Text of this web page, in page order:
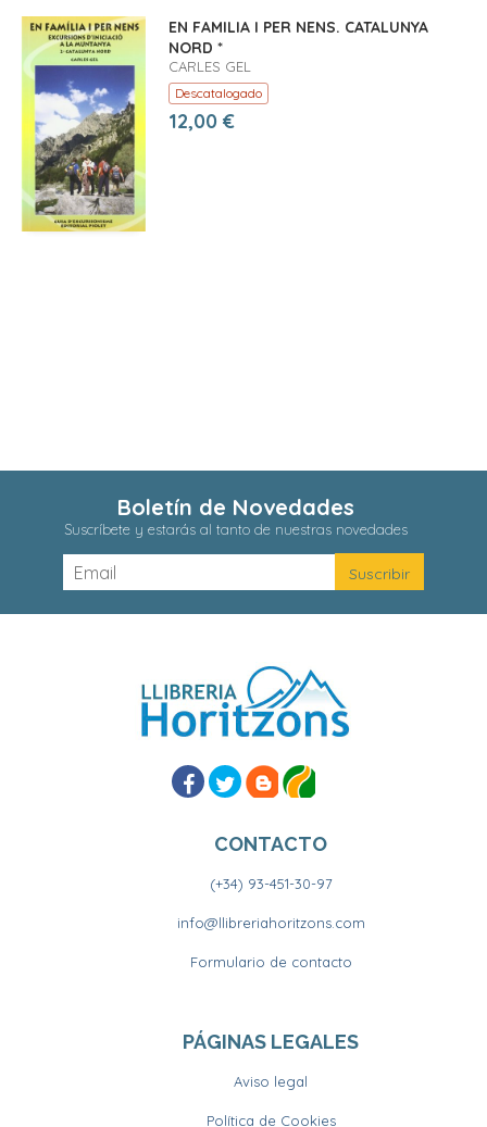
EN FAMILIA I PER NENS. CATALUNYA
NORD *
CARLES GEL
Descatalogado
12,00 €
Boletín de Novedades
Suscríbete y estarás al tanto de nuestras novedades
CONTACTO
(+34) 93-451-30-97
info@llibreriahoritzons.com
Formulario de contacto
PÁGINAS LEGALES
Aviso legal
Política de Cookies